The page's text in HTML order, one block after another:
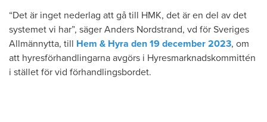
“Det är inget nederlag att gå till HMK, det är en del av det
systemet vi har”, säger Anders Nordstrand, vd för Sveriges
Allmännytta, till Hem & Hyra den 19 december 2023, om
att hyresförhandlingarna avgörs i Hyresmarknadskommittén
i stället för vid förhandlingsbordet.